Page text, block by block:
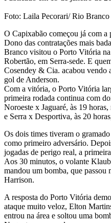
Foto: Laila Pecorari/ Rio Branco
O Capixabão começou já com a
Dono das contratações mais
Branco visitou o Porto Vitória
Robertão, em Serra-sede. E
Cosendey & Cia. acabou
gol de Anderson.
Com a vitória, o Porto Vitória
primeira rodada continua com
Noroeste x Jaguaré, às 19
e Serra x Desportiva, às 20
Os dois times tiveram o
como primeiro adversário.
jogadas de perigo real, a
Aos 30 minutos, o volante
mandou um bomba, que passou
Harrison.
A resposta do Porto Vitória
ataque muito veloz, Elton
entrou na área e soltou uma